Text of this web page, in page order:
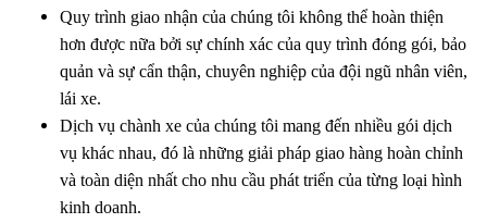
Quy trình giao nhận của chúng tôi không thể hoàn thiện
hơn được nữa bởi sự chính xác của quy trình đóng gói, bảo
quản và sự cẩn thận, chuyên nghiệp của đội ngũ nhân viên,
lái xe.
Dịch vụ chành xe của chúng tôi mang đến nhiều gói dịch
vụ khác nhau, đó là những giải pháp giao hàng hoàn chỉnh
và toàn diện nhất cho nhu cầu phát triển của từng loại hình
kinh doanh.